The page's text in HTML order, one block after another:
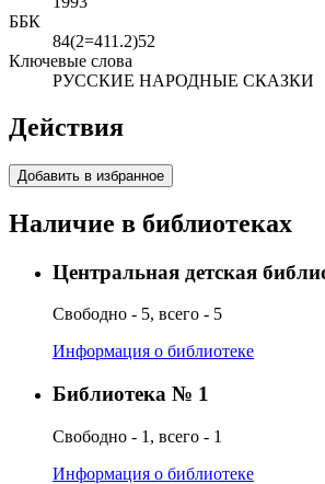
ББК
84(2=411.2)52
Ключевые слова
РУССКИЕ НАРОДНЫЕ СКАЗКИ
Действия
Добавить в избранное
Наличие в библиотеках
Центральная детская
Свободно - 5, всего - 5
Информация о библиотеке
Библиотека № 1
Свободно - 1, всего - 1
Информация о библиотеке